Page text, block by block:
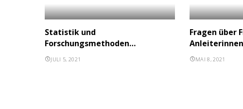
Statistik und
Forschungsmethoden…
JULI 5, 2021
Fragen über
Anleiterinnen
MAI 8, 2021